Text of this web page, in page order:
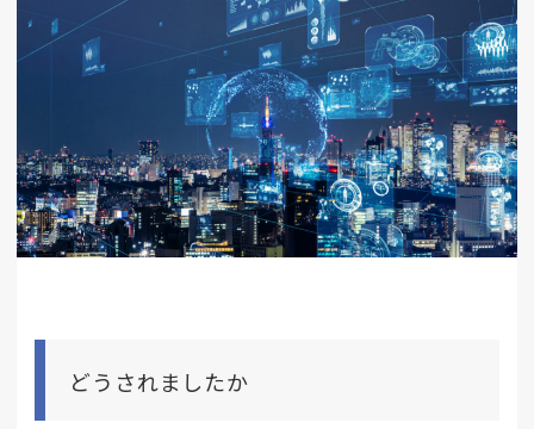
どうされましたか